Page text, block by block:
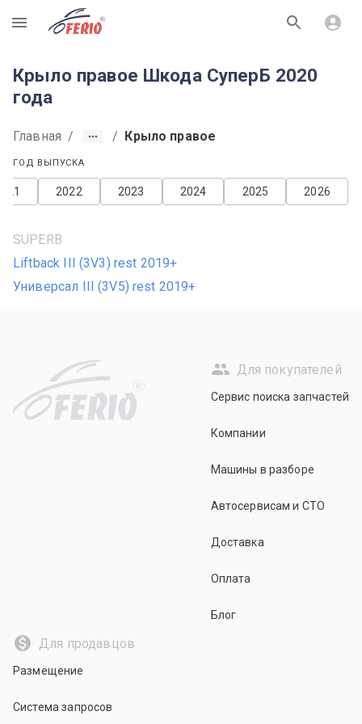
R
Крыло правое Шкода СуперБ 2020
года
Главная / / Крыло правое
ГОД ВЫПУСКА
2026
2025
2024
2023
2022
SUPERB
Liftback III (3V3) rest 2019+
Универсал III (3V5) rest 2019+
R
Для покупателей
Сервис поиска запчастей
Компании
Машины в разборе
Автосервисам и СТО
Доставка
Оплата
Блог
Для продавцов
Размещение
Система запросов